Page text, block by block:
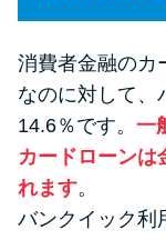
消費者金融のカ
なのに対して、
14.6％です。 一
カードローンは
れます。
バンクイック利